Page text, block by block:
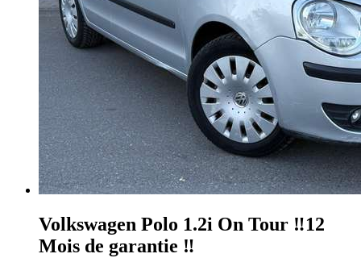
Volkswagen Polo 1.2i On Tour ‼️12
Mois de garantie ‼️